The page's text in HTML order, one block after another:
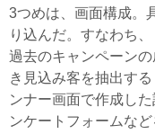
3つめは、画面構成。
り込んだ。すなわち
過去のキャンペーン
き見込み客を抽出す
ンナー画面で作成し
ンケートフォームな